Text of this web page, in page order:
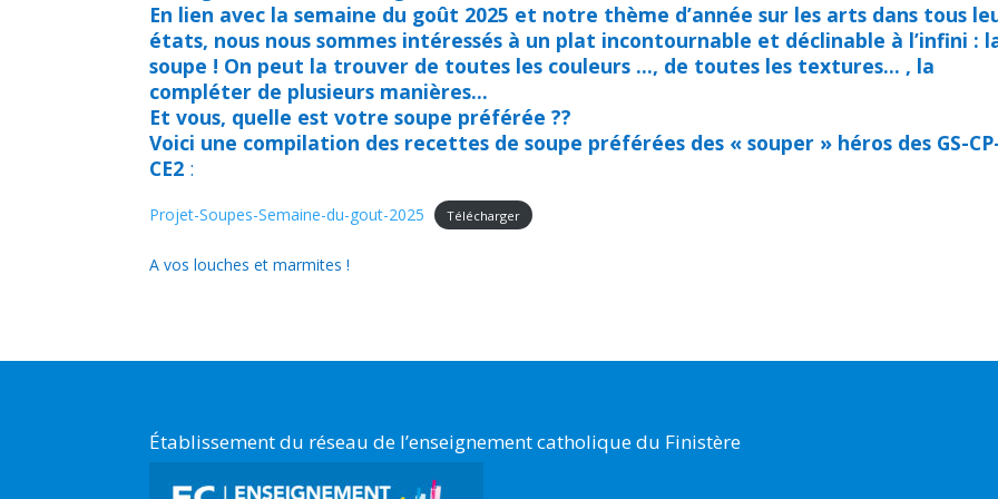
En lien avec la semaine du goût 2025 et notre thème d’année sur les arts dans tous
états, nous nous sommes intéressés à un plat incontournable et déclinable à l’infini :
soupe ! On peut la trouver de toutes les couleurs …, de toutes les textures… , la
compléter de plusieurs manières…
Et vous, quelle est votre soupe préférée ??
Voici une compilation des recettes de soupe préférées des « souper » héros des GS-
CE2 :
Projet-Soupes-Semaine-du-gout-2025 Télécharger
A vos louches et marmites !
Établissement du réseau de l’enseignement catholique du Finistère